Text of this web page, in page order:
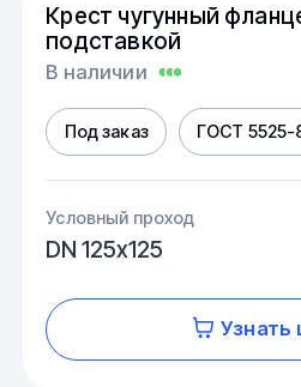
Крест чугунный
подставкой
В наличии
Под заказ ГОСТ 5525-
Условный проход
DN 125х125
Узнать